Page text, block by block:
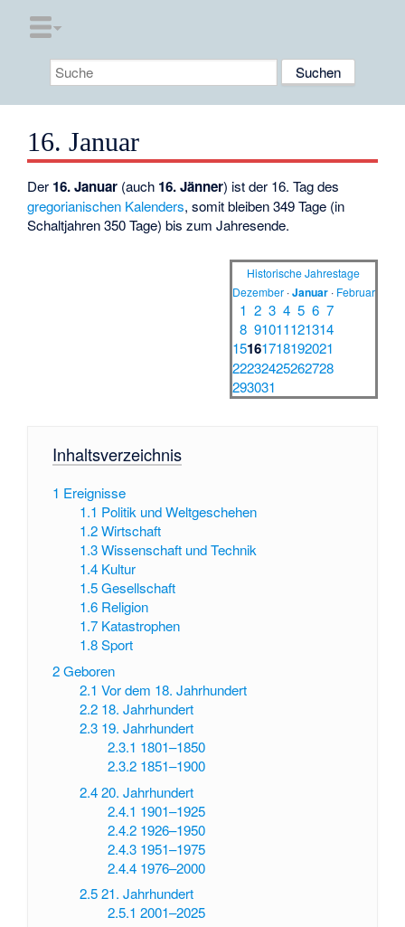
16. Januar
Der 16. Januar (auch 16. Jänner) ist der 16. Tag des
gregorianischen Kalenders, somit bleiben 349 Tage (in
Schaltjahren 350 Tage) bis zum Jahresende.
Historische Jahrestage
Dezember·Januar· Februar
1 2 3 4 5 6 7
8 91011121314
15161718192021
22232425262728
293031
Inhaltsverzeichnis
1 Ereignisse
1.1 Politik und Weltgeschehen
1.2 Wirtschaft
1.3 Wissenschaft und Technik
1.4 Kultur
1.5 Gesellschaft
1.6 Religion
1.7 Katastrophen
1.8 Sport
2Geboren
2.1 Vor dem 18. Jahrhundert
2.2 18. Jahrhundert
2.3 19. Jahrhundert
2.3.1 1801–1850
2.3.2 1851–1900
2.4 20. Jahrhundert
2.4.1 1901–1925
2.4.2 1926–1950
2.4.3 1951–1975
2.4.4 1976–2000
2.5 21. Jahrhundert
2.5.1 2001–2025